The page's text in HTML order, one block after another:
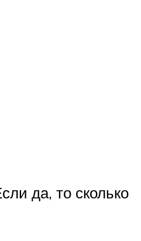
да, то сколько